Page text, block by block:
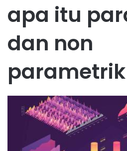
apa itu
dan non
parametrik